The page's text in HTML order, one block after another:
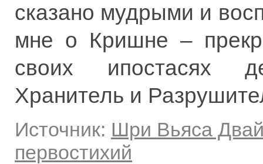
сказано мудрыми и
мне о Кришне –
своих ипостасях
Хранитель и
Источник: Шри Вьяса
первостихий